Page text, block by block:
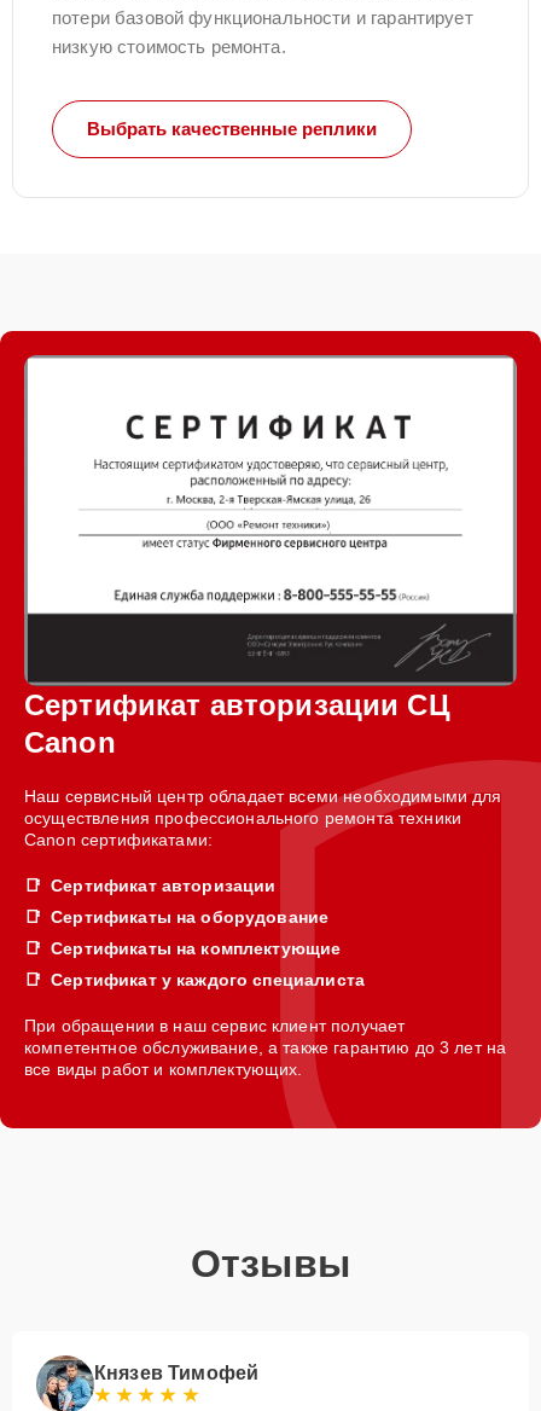
потери базовой функциональности и гарантирует
низкую стоимость ремонта.
Выбрать качественные реплики
Сертификат авторизации СЦ
Canon
Наш сервисный центр обладает всеми необходимыми для
осуществления профессионального ремонта техники
Canon сертификатами:
Сертификат авторизации
Сертификаты на оборудование
Сертификаты на комплектующие
Сертификат у каждого специалиста
При обращении в наш сервис клиент получает
компетентное обслуживание, а также гарантию до 3 лет на
все виды работ и комплектующих.
Отзывы
Князев Тимофей